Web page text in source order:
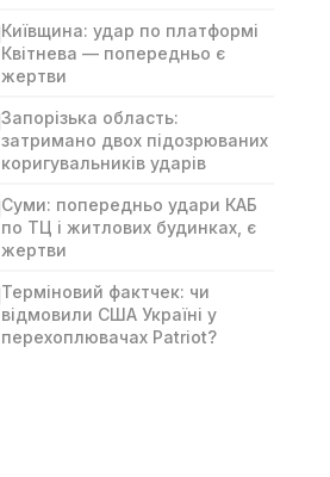
Київщина: удар по платформі
Квітнева — попередньо є
жертви
Запорізька область:
затримано двох підозрюваних
коригувальників ударів
Суми: попередньо удари КАБ
по ТЦ і житлових будинках, є
жертви
Терміновий фактчек: чи
відмовили США Україні у
перехоплювачах Patriot?